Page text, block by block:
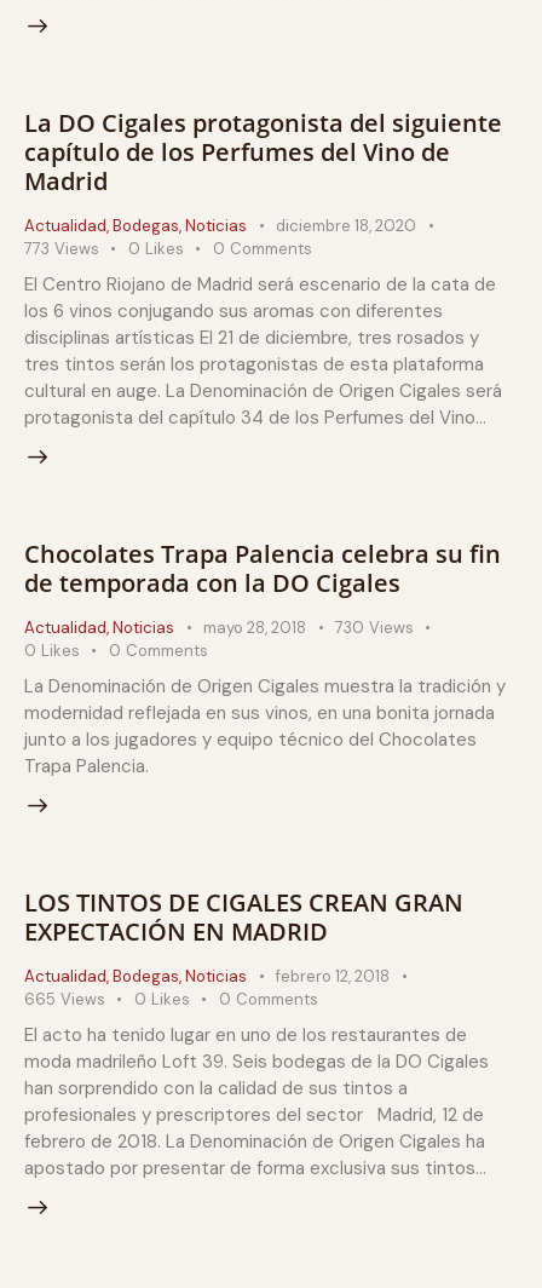
La DO Cigales protagonista del siguiente
capítulo de los Perfumes del Vino de
Madrid
Actualidad,Bodegas,Noticias
diciembre 18, 2020
773 Views 0 Likes 0 Comments
El Centro Riojano de Madrid será escenario de la cata de
los 6 vinos conjugando sus aromas con diferentes
disciplinas artísticas El 21 de diciembre, tres rosados y
tres tintos serán los protagonistas de esta plataforma
cultural en auge. La Denominación de Origen Cigales será
protagonista del capítulo 34 de los Perfumes del Vino…
Chocolates Trapa Palencia celebra su fin
de temporada con la DO Cigales
Actualidad,Noticias mayo 28, 2018 730 Views
0 Likes 0 Comments
La Denominación de Origen Cigales muestra la tradición y
modernidad reflejada en sus vinos, en una bonita jornada
junto a los jugadores y equipo técnico del Chocolates
Trapa Palencia.
LOS TINTOS DE CIGALES CREAN GRAN
EXPECTACIÓN EN MADRID
Actualidad,Bodegas,Noticias
febrero 12, 2018
665 Views 0 Likes 0 Comments
El acto ha tenido lugar en uno de los restaurantes de
moda madrileño Loft 39. Seis bodegas de la DO Cigales
han sorprendido con la calidad de sus tintos a
profesionales y prescriptores del sector Madrid, 12 de
febrero de 2018. La Denominación de Origen Cigales ha
apostado por presentar de forma exclusiva sus tintos…